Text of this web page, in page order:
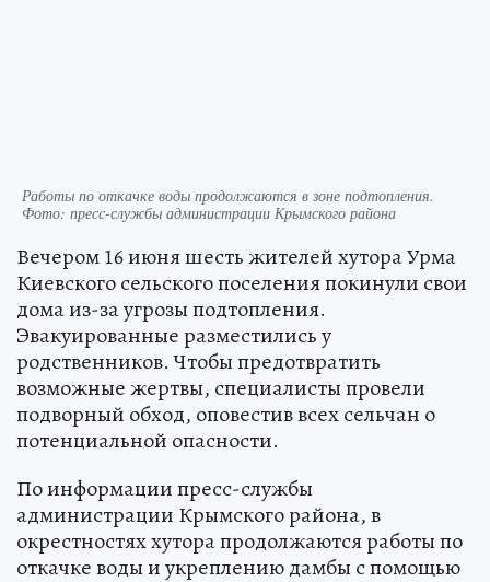
Работы по откачке воды продолжаются в зоне подтопления.
Фото: пресс-службы администрации Крымского района
Вечером 16 июня шесть жителей хутора Урма
Киевского сельского поселения покинули свои
дома из-за угрозы подтопления.
Эвакуированные разместились у
родственников. Чтобы предотвратить
возможные жертвы, специалисты провели
подворный обход, оповестив всех сельчан о
потенциальной опасности.
По информации пресс-службы
администрации Крымского района, в
окрестностях хутора продолжаются работы по
откачке воды и укреплению дамбы с помощью